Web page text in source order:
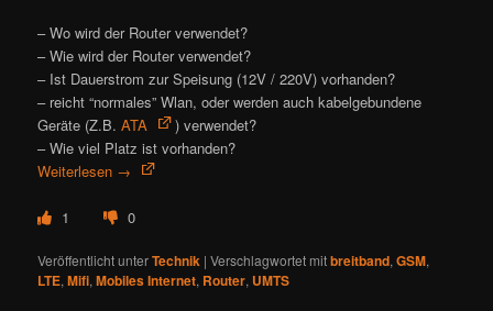
– Wo wird der Router verwendet?
– Wie wird der Router verwendet?
– Ist Dauerstrom zur Speisung (12V / 220V) vorhanden?
– reicht “normales” Wlan, oder werden auch kabelgebundene
Geräte (Z.B.ATA
) verwendet?
– Wie viel Platz ist vorhanden?
Weiterlesen →
1 0
Veröffentlicht unterTechnik |Verschlagwortet mitbreitband,GSM,
LTE,Mifi,Mobiles Internet, Router, UMTS